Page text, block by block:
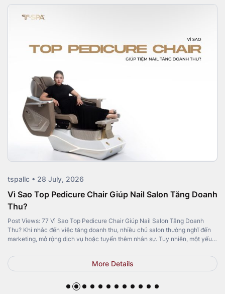
Nail Salon Tăng Doanh
Giúp Nail Salon Tăng Doanh
nhiều chủ salon thường nghĩ đến
nhân sự. Tuy nhiên, một yếu
Bauhaus Style: Modern Nail
Post Views: 203 Bauhaus Style:
Spa A salon’s interior is more than just
identity and shapes the customer
among modern salon owners for its
More